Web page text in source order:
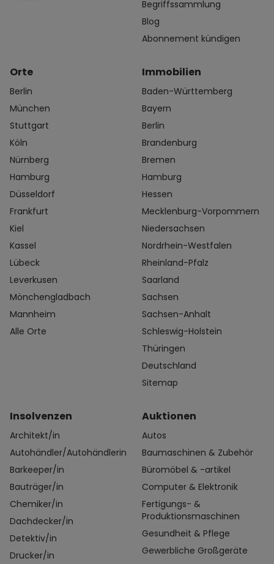
Begriffssammlung
Blog
Abonnement kündigen
Orte
Berlin
München
Stuttgart
Köln
Nürnberg
Hamburg
Düsseldorf
Frankfurt
Kiel
Kassel
Lübeck
Leverkusen
Mönchengladbach
Mannheim
Alle Orte
Immobilien
Baden-Württemberg
Bayern
Berlin
Brandenburg
Bremen
Hamburg
Hessen
Mecklenburg-Vorpommern
Niedersachsen
Nordrhein-Westfalen
Rheinland-Pfalz
Saarland
Sachsen
Sachsen-Anhalt
Schleswig-Holstein
Thüringen
Deutschland
Sitemap
Insolvenzen
Architekt/in
Autohändler/Autohändlerin
Barkeeper/in
Bauträger/in
Chemiker/in
Dachdecker/in
Detektiv/in
Drucker/in
Auktionen
Autos
Baumaschinen & Zubehör
Büromöbel & -artikel
Computer & Elektronik
Fertigungs- &
Produktionsmaschinen
Gesundheit & Pflege
Gewerbliche Großgeräte